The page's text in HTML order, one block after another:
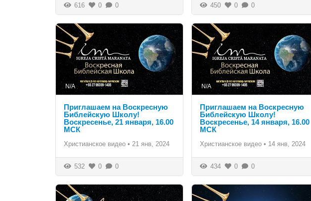
616 0 0 450 0 0
N/A
Приглашаем на Воскресную
Библейскую Школу!
Воскресенье, 21 января, 16.00
МСК
Христианское видео • 21 янв, 2024
532 0 0
N/A
Приглашаем на Воскресную
Библейскую Школу!
Воскресенье, 14 января, 16.00
МСК
Христианское видео • 14 янв, 2024
434 0 0